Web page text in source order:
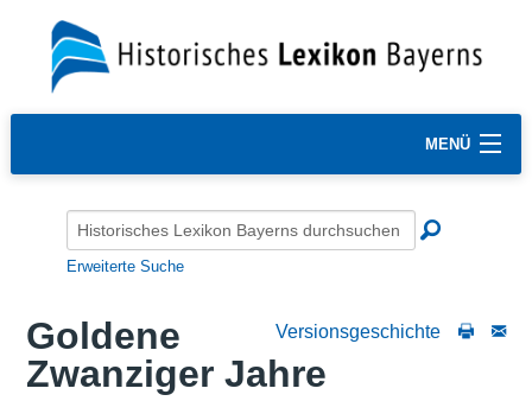
MENÜ
Erweiterte Suche
Versionsgeschichte
Goldene
Zwanziger Jahre